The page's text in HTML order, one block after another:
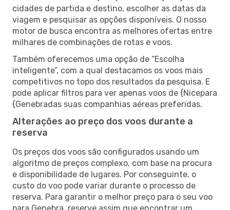
cidades de partida e destino, escolher as datas da
viagem e pesquisar as opções disponíveis. O nosso
motor de busca encontra as melhores ofertas entre
milhares de combinações de rotas e voos.
Também oferecemos uma opção de “Escolha
inteligente”, com a qual destacamos os voos mais
competitivos no topo dos resultados da pesquisa. E
pode aplicar filtros para ver apenas voos de {Nicepara
{Genebradas suas companhias aéreas preferidas.
Alterações ao preço dos voos durante a
reserva
Os preços dos voos são configurados usando um
algoritmo de preços complexo, com base na procura
e disponibilidade de lugares. Por conseguinte, o
custo do voo pode variar durante o processo de
reserva. Para garantir o melhor preço para o seu voo